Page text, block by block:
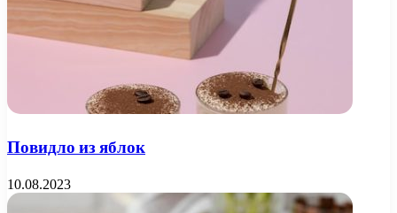
Повидло из яблок
10.08.2023